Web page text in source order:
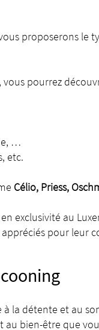
proposerons le
vous pourrez
…
etc.
Célio, Priess,
exclusivité au
pour leur
la détente et au
au bien-être que